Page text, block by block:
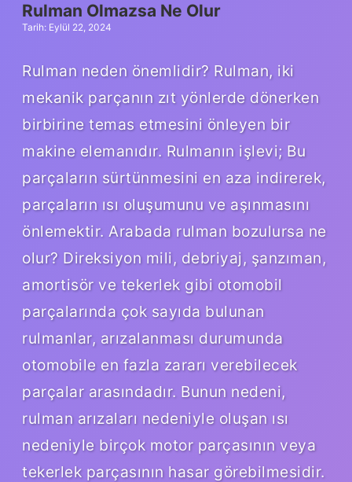
Rulman Olmazsa Ne Olur
Tarih: Eylül 22, 2024
Rulman neden önemlidir? Rulman, iki
mekanik parçanın zıt yönlerde dönerken
birbirine temas etmesini önleyen bir
makine elemanıdır. Rulmanın işlevi; Bu
parçaların sürtünmesini en aza indirerek,
parçaların ısı oluşumunu ve aşınmasını
önlemektir. Arabada rulman bozulursa ne
olur? Direksiyon mili, debriyaj, şanzıman,
amortisör ve tekerlek gibi otomobil
parçalarında çok sayıda bulunan
rulmanlar, arızalanması durumunda
otomobile en fazla zararı verebilecek
parçalar arasındadır. Bunun nedeni,
rulman arızaları nedeniyle oluşan ısı
nedeniyle birçok motor parçasının veya
tekerlek parçasının hasar görebilmesidir.